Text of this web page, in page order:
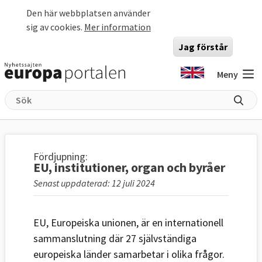
Den här webbplatsen använder
sig av cookies. Mer information
Jag förstår
Meny
Fördjupning:
EU, institutioner, organ och byråer
Senast uppdaterad: 12 juli 2024
EU, Europeiska unionen, är en internationell
sammanslutning där 27 självständiga
europeiska länder samarbetar i olika frågor.